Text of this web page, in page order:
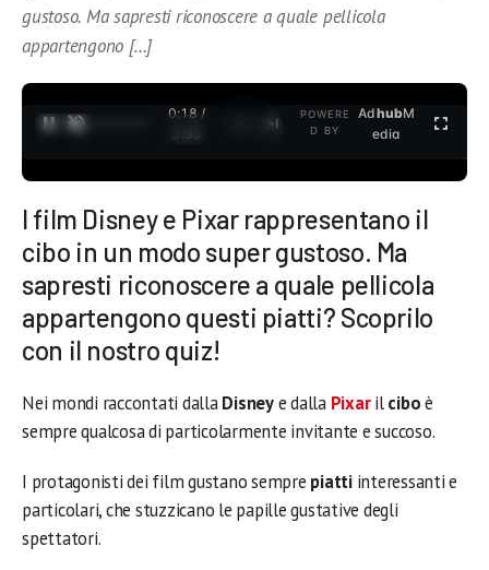
gustoso. Ma sapresti riconoscere a quale pellicola
appartengono […]
0:18 /
3:35
POWERE
D BY
AdhubM
edia
I film Disney e Pixar rappresentano il
cibo in un modo super gustoso. Ma
sapresti riconoscere a quale pellicola
appartengono questi piatti? Scoprilo
con il nostro quiz!
Nei mondi raccontati dallaDisneye dalla Pixarilciboè
sempre qualcosa di particolarmente invitante e succoso.
I protagonisti dei film gustano sempre piattiinteressanti e
particolari, che stuzzicano le papille gustative degli
spettatori.